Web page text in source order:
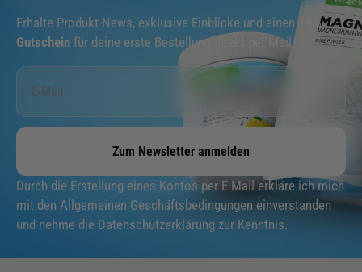
Erhalte Produkt-News, exklusive Einblicke und einen 10%
Gutschein für deine erste Bestellung direkt per Mail.
Zum Newsletter anmelden
Durch die Erstellung eines Kontos per E-Mail erkläre ich mich
mit den Allgemeinen Geschäftsbedingungen einverstanden
und nehme die Datenschutzerklärung zur Kenntnis.